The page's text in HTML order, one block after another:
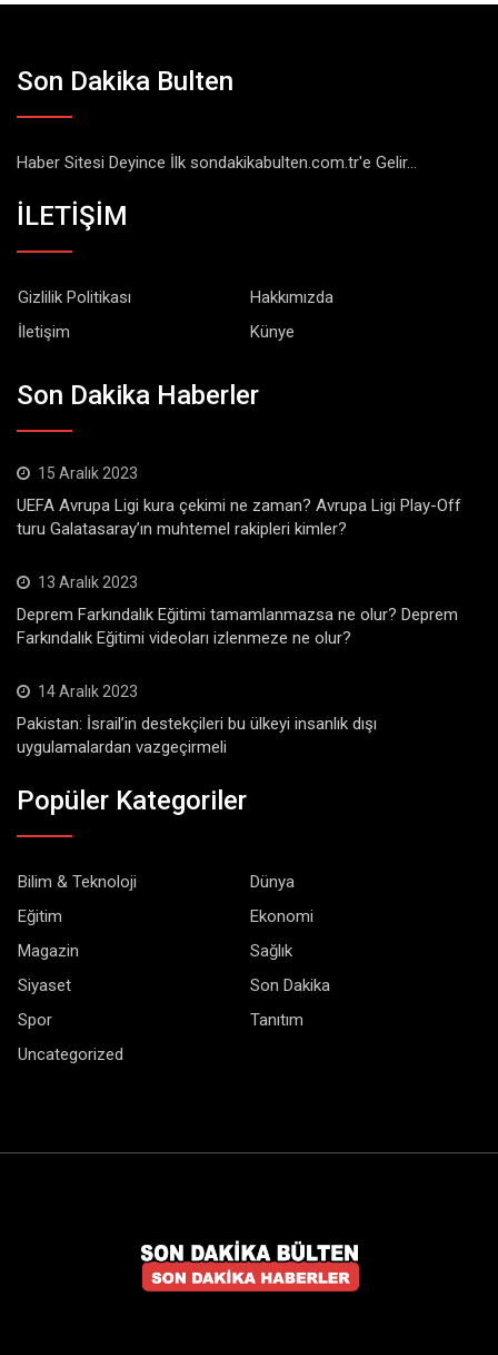
Son Dakika Bulten
Haber Sitesi Deyince İlk sondakikabulten.com.tr'e Gelir...
İLETİŞİM
Gizlilik Politikası
Hakkımızda
İletişim
Künye
Son Dakika Haberler
15 Aralık 2023
UEFA Avrupa Ligi kura çekimi ne zaman? Avrupa Ligi Play-Off
turu Galatasaray’ın muhtemel rakipleri kimler?
13 Aralık 2023
Deprem Farkındalık Eğitimi tamamlanmazsa ne olur? Deprem
Farkındalık Eğitimi videoları izlenmeze ne olur?
14 Aralık 2023
Pakistan: İsrail’in destekçileri bu ülkeyi insanlık dışı
uygulamalardan vazgeçirmeli
Popüler Kategoriler
Bilim & Teknoloji
Dünya
Eğitim
Ekonomi
Magazin
Sağlık
Siyaset
Son Dakika
Spor
Tanıtım
Uncategorized